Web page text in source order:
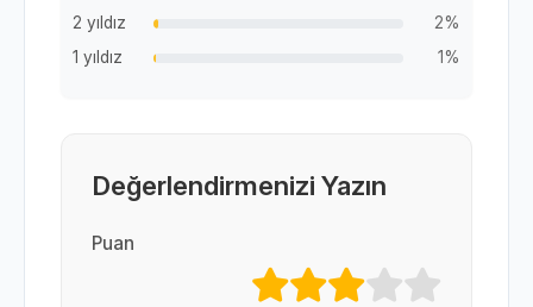
2 yıldız
2%
1 yıldız
1%
Değerlendirmenizi Yazın
Puan